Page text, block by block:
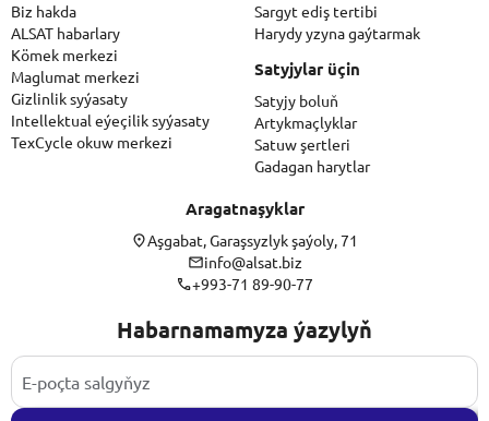
Biz hakda
ALSAT habarlary
Kömek merkezi
Maglumat merkezi
Gizlinlik syýasaty
Intellektual eýeçilik syýasaty
TexCycle okuw merkezi
Sargyt ediş tertibi
Harydy yzyna gaýtarmak
Satyjylar üçin
Satyjy boluň
Artykmaçlyklar
Satuw şertleri
Gadagan harytlar
Aragatnaşyklar
Aşgabat, Garaşsyzlyk şaýoly, 71
info@alsat.biz
+993-71 89-90-77
Habarnamamyza ýazylyň